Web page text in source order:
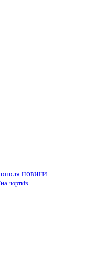
новини
чортків